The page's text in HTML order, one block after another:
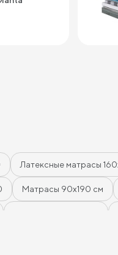
за
Латексные матрасы
Матрасы 90х190 см